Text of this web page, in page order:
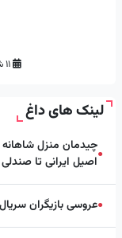
۱۱ شهریور ۱۴۰۴
لینک های داغ
●چیدمان منزل
اصیل ایرانی تا
●عروسی بازیگران